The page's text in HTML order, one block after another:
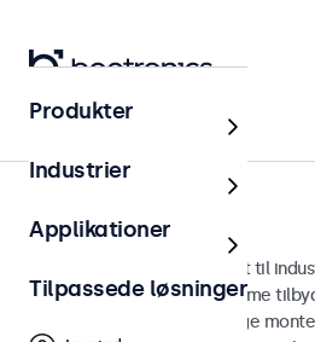
Skærme
9-tommer skærme
9 tommer skærme designet til
brug. Vores 9-tommer skærme
billedforbindelser og alsidige
Produkter
Industrier
Applikationer
Tilpassede løsninger